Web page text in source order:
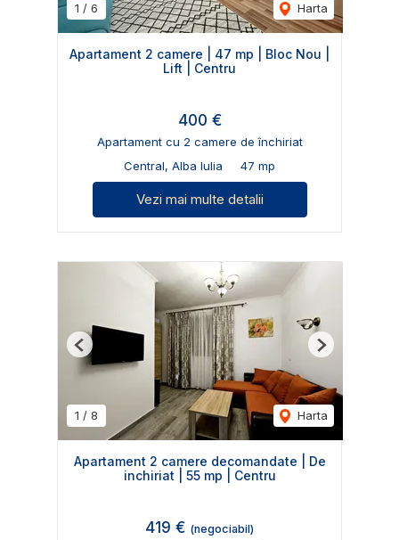
1 / 6 Harta
Apartament 2 camere | 47 mp | Bloc Nou |
Lift | Centru
400 €
Apartament cu 2 camere de închiriat
Central, Alba Iulia
47 mp
Vezi mai multe detalii
1 / 8 Harta
Previous Next
Apartament 2 camere decomandate | De
inchiriat | 55 mp | Centru
419 € (negociabil)